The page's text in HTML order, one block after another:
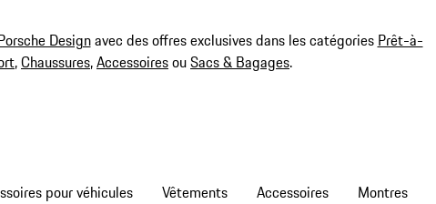
Designavec des offres exclusives dans les catégories Prêt-à-
,Chaussures,AccessoiresouSacs & Bagages.
pour véhicules Vêtements Accessoires Montres